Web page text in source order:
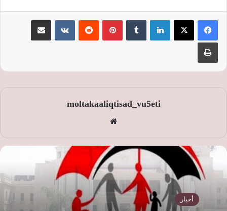
لينكدإن بينتيريست
moltakaaliqtisad_vu5eti
الوي
ب
أخبار